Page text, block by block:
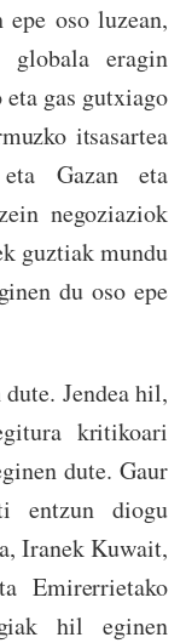
oso luzean,
globala eragin
gas gutxiago
itsasartea
Gazan eta
negoziaziok
guztiak mundu
du oso epe
Jendea hil,
kritikoari
dute. Gaur
entzun diogu
Iranek Kuwait,
Emirerrietako
hil eginen